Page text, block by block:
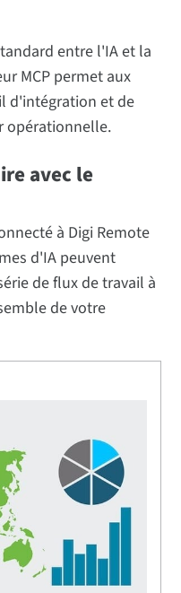
entre l'IA et la
MCP permet aux
d'intégration et de
opérationnelle.
avec le
à Digi Remote
d'IA peuvent
de flux de travail à
de votre